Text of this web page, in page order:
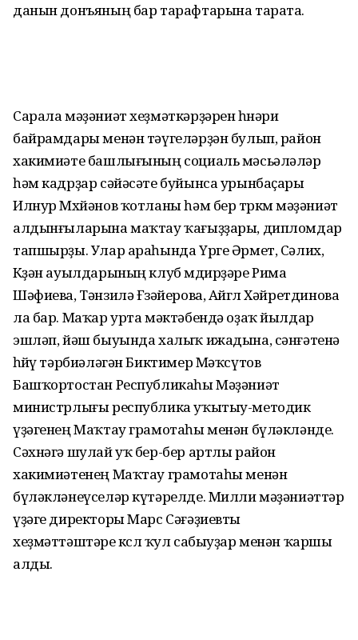
данын донъяның бар тарафтарына тарата.
Сарала мәҙәниәт хеҙмәткәрҙәрен һөнәри
байрамдары менән тәүгеләрҙән булып, район
хакимиәте башлығының социаль мәсьәләләр
һәм кадрҙар сәйәсәте буйынса урынбаҫары
Илнур Мөхйәнов ҡотланы һәм бер төркөм мәҙәниәт
алдынғыларына маҡтау ҡағыҙҙары, дипломдар
тапшырҙы. Улар араһында Үрге Әрмет, Сәлих,
Көҙән ауылдарының клуб мөдирҙәре Рима
Шәфиева, Тәнзилә Ғөзәйерова, Айгөл Хәйретдинова
ла бар. Маҡар урта мәктәбендә оҙаҡ йылдар
эшләп, йәш быуында халыҡ ижадына, сәнғәтенә
һөйөү тәрбиәләгән Биктимер Мәҡсүтов
Башҡортостан Республикаһы Мәҙәниәт
министрлығы республика уҡытыу-методик
үҙәгенең Маҡтау грамотаһы менән бүләкләнде.
Сәхнәгә шулай уҡ бер-бер артлы район
хакимиәтенең Маҡтау грамотаһы менән
бүләкләнеүселәр күтәрелде. Милли мәҙәниәттәр
үҙәге директоры Марс Сәғәҙиевты
хеҙмәттәштәре көслө ҡул сабыуҙар менән ҡаршы
алды.